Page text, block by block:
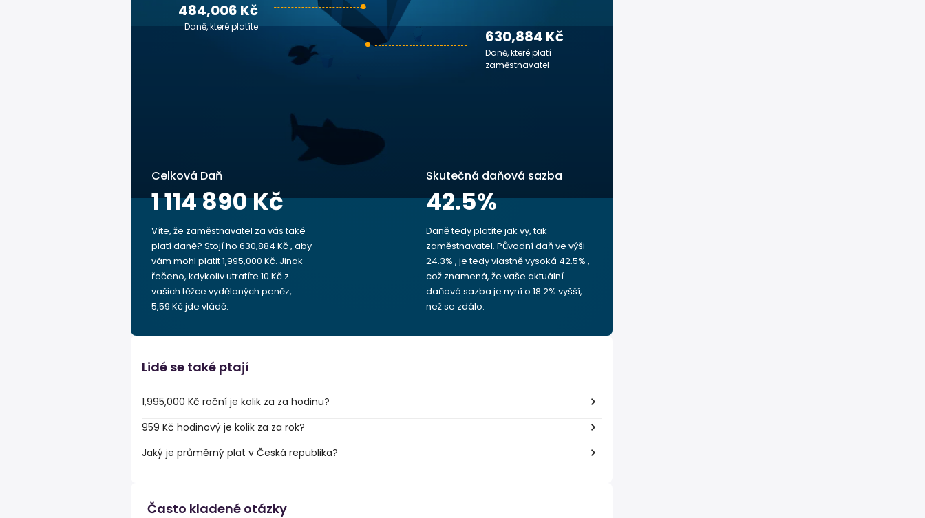
630,884 Kč
Daně, které platí
zaměstnavatel
484,006 Kč
Daně, které platíte
Celková Daň
1 114 890 Kč
Víte, že zaměstnavatel za vás také
platí daně? Stojí ho 630,884 Kč , aby
vám mohl platit 1,995,000 Kč. Jinak
řečeno, kdykoliv utratíte 10 Kč z
vašich těžce vydělaných peněz,
5,59 Kč jde vládě.
Skutečná daňová sazba
42.5%
Daně tedy platíte jak vy, tak
zaměstnavatel. Původní daň ve výši
24.3% , je tedy vlastně vysoká 42.5% ,
což znamená, že vaše aktuální
daňová sazba je nyní o 18.2% vyšší,
než se zdálo.
Lidé se také ptají
1,995,000 Kč roční je kolik za za hodinu?
959 Kč hodinový je kolik za za rok?
Jaký je průměrný plat v Česká republika?
Často kladené otázky